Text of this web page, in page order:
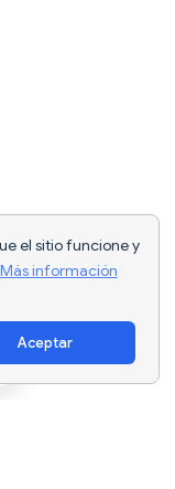
el sitio funcione y
Más información
Aceptar